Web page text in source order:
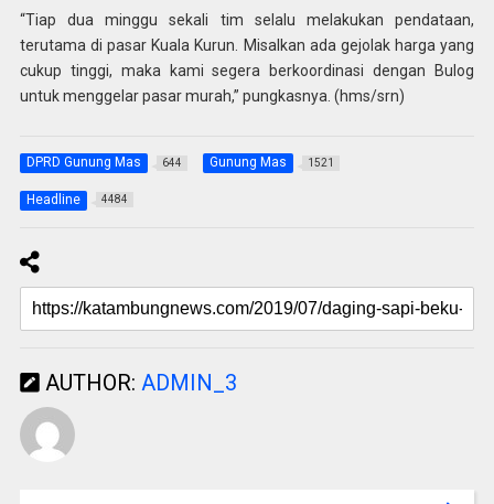
“Tiap dua minggu sekali tim selalu melakukan pendataan,
terutama di pasar Kuala Kurun. Misalkan ada gejolak harga yang
cukup tinggi, maka kami segera berkoordinasi dengan Bulog
untuk menggelar pasar murah,” pungkasnya. (hms/srn)
DPRD Gunung Mas 644 Gunung Mas 1521
Headline 4484
AUTHOR: ADMIN_3